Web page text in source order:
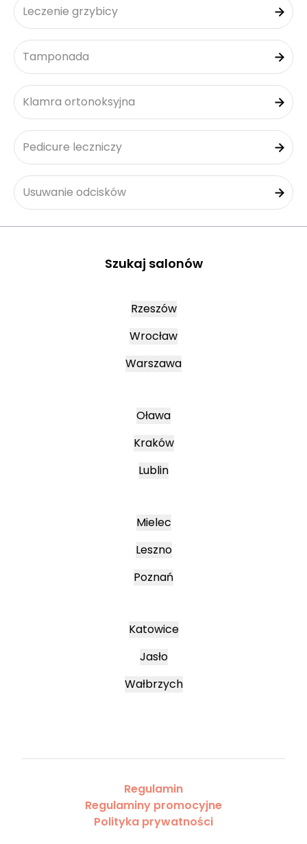
Leczenie grzybicy
Tamponada
Klamra ortonoksyjna
Pedicure leczniczy
Usuwanie odcisków
Szukaj salonów
Rzeszów
Wrocław
Warszawa
Oława
Kraków
Lublin
Mielec
Leszno
Poznań
Katowice
Jasło
Wałbrzych
Regulamin
Regulaminy promocyjne
Polityka prywatności